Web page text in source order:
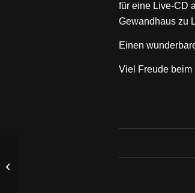
für eine Live-CD
Gewandhaus zu
Einen
Viel Freude beim